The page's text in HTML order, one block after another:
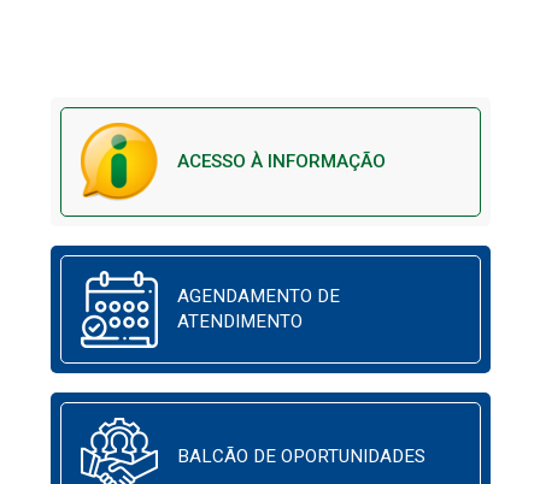
ACESSO À INFORMAÇÃO
AGENDAMENTO DE
ATENDIMENTO
BALCÃO DE OPORTUNIDADES